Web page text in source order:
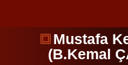
Mustafa
(B.Kemal